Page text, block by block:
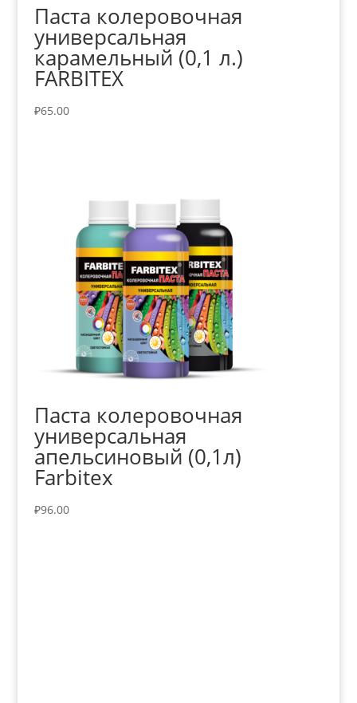
Паста колеровочная
универсальная
карамельный (0,1 л.)
FARBITEX
₽65.00
Паста колеровочная
универсальная
апельсиновый (0,1л)
Farbitex
₽96.00